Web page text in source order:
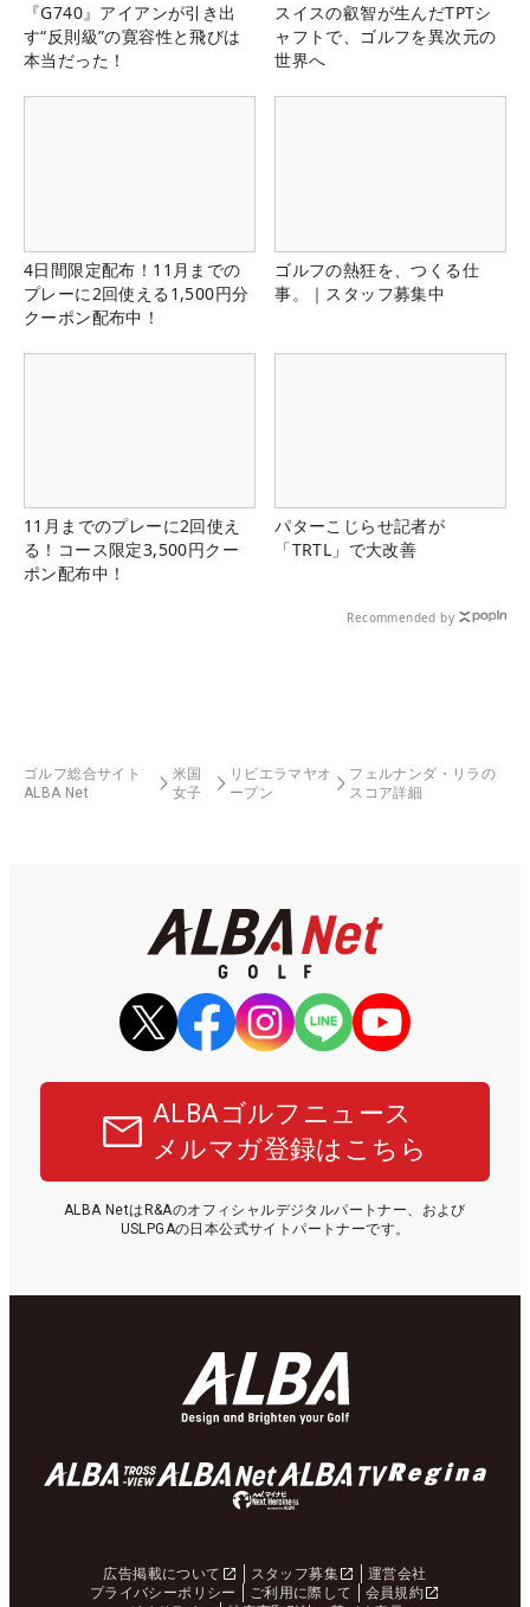
『G740』アイアンが引き出
す“反則級”の寛容性と飛びは
本当だった！
スイスの叡智が生んだTPTシ
ャフトで、ゴルフを異次元の
世界へ
4日間限定配布！11月までの
プレーに2回使える1,500円分
クーポン配布中！
ゴルフの熱狂を、つくる仕
事。｜スタッフ募集中
11月までのプレーに2回使え
る！コース限定3,500円クー
ポン配布中！
パターこじらせ記者が
「TRTL」で大改善
Recommended by
ゴルフ総合サイト
ALBA Net
米国
女子
リビエラマヤオ
ープン
フェルナンダ・リラの
スコア詳細
ALBAゴルフニュース
メルマガ登録はこちら
ALBA NetはR&Aのオフィシャルデジタルパートナー、および
USLPGAの日本公式サイトパートナーです。
広告掲載について スタッフ募集
運営会社
プライバシーポリシー
ご利用に際して
会員規約